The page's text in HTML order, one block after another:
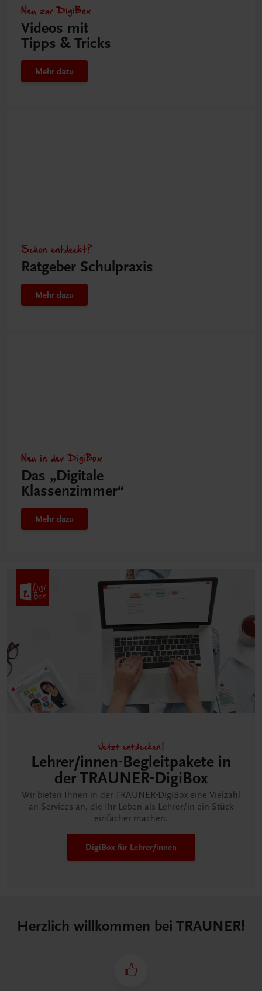
Neu zur DigiBox
Videos mit
Tipps & Tricks
Mehr dazu
Schon entdeckt?
Ratgeber Schulpraxis
Mehr dazu
Neu in der DigiBox
Das „Digitale
Klassenzimmer“
Mehr dazu
Jetzt entdecken!
Lehrer/innen-Begleitpakete in
der TRAUNER-DigiBox
Wir bieten Ihnen in der TRAUNER-DigiBox eine Vielzahl
an Services an, die Ihr Leben als Lehrer/in ein Stück
einfacher machen.
DigiBox für Lehrer/innen
Herzlich willkommen bei TRAUNER!